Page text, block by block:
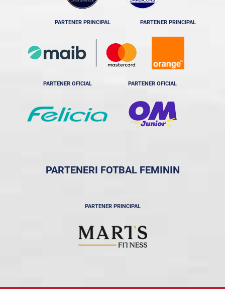
PARTENER PRINCIPAL PARTENER PRINCIPAL
PARTENER OFICIAL PARTENER OFICIAL
PARTENERI FOTBAL FEMININ
PARTENER PRINCIPAL